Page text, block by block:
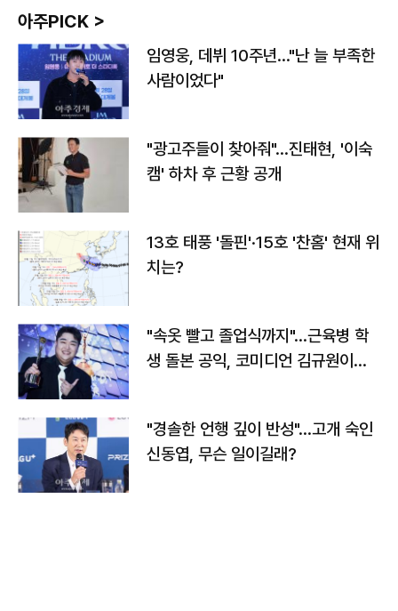
아주PICK >
임영웅, 데뷔 10주년…"난 늘 부족한
사람이었다"
"광고주들이 찾아줘"…진태현, '이숙
캠' 하차 후 근황 공개
13호 태풍 '돌핀'·15호 '찬홈' 현재 위
치는?
"속옷 빨고 졸업식까지"…근육병 학
생 돌본 공익, 코미디언 김규원이었
"경솔한 언행 깊이 반성"…고개 숙인
신동엽, 무슨 일이길래?